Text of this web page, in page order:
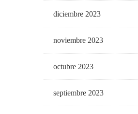
diciembre 2023
noviembre 2023
octubre 2023
septiembre 2023